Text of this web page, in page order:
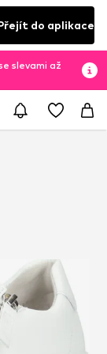
do aplikace
slevami až